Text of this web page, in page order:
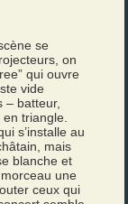
se
on
qui ouvre
vide
– batteur,
triangle.
s’installe au
mais
blanche et
une
ceux qui